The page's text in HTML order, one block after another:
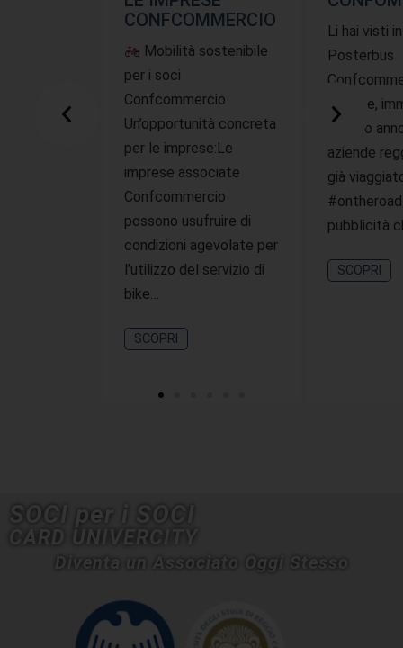
CONFCOMMERCIO
Mobilità sostenibile
per i soci
Confcommercio
Un’opportunità concreta
per le imprese:Le
imprese associate
Confcommercio
possono usufruire di
condizioni agevolate per
l’utilizzo del servizio di
bike…
SCOPRI
Li hai visti
Posterbus
offerte,
questo
aziende
già
pubblicità
SCOPRI
SOCI per i SOCI
CARD UNIVERCITY
Diventa un Associato Oggi Stesso